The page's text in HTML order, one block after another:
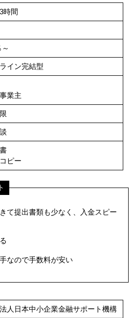
時間
イン完結型
業主
ピー
て提出書類も少なく、入金スピー
なので手数料が安い
人日本中小企業金融サポート機構